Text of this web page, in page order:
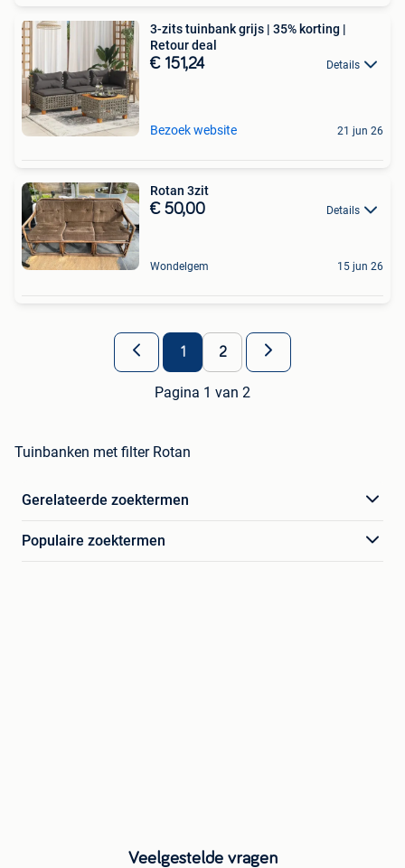
3-zits tuinbank grijs | 35% korting |
Retour deal
€ 151,24 Details
Bezoek website 21 jun 26
Rotan 3zit
€ 50,00 Details
Wondelgem 15 jun 26
1 2
Pagina 1 van 2
Tuinbanken met filter Rotan
Gerelateerde zoektermen
Populaire zoektermen
Veelgestelde vragen